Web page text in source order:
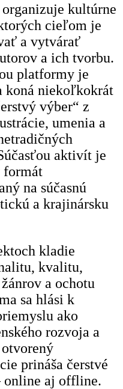
kultúrne
cieľom je
a vytvárať
a ich tvorbu.
platformy je
koná niekoľkokrát
výber“ z
umenia a
aktivít je
formát
na súčasnú
a krajinársku
kladie
kvalitu,
a ochotu
sa hlási k
ako
rozvoja a
prináša čerstvé
online aj offline.